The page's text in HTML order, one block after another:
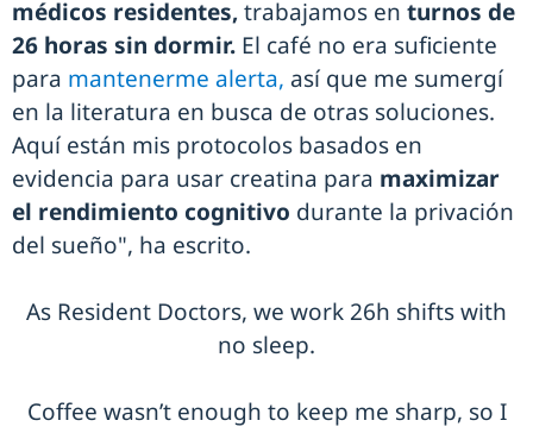
médicos residentes, trabajamos en turnos de
26 horas sin dormir. El café no era suficiente
para mantenerme alerta, así que me sumergí
en la literatura en busca de otras soluciones.
Aquí están mis protocolos basados ​​en
evidencia para usar creatina para maximizar
el rendimiento cognitivo durante la privación
del sueño", ha escrito.
As Resident Doctors, we work 26h shifts with
no sleep.
Coffee wasn’t enough to keep me sharp, so I